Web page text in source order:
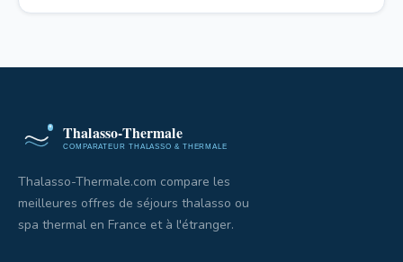
Thalasso-Thermale.com compare les
meilleures offres de séjours thalasso ou
spa thermal en France et à l'étranger.